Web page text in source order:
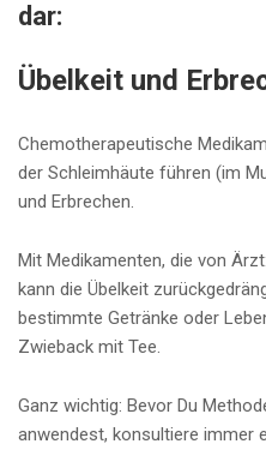
dar:
Übelkeit und
Chemotherapeutische
der Schleimhäute führen (im
und Erbrechen.
Mit Medikamenten, die von
kann die Übelkeit
bestimmte Getränke oder
Zwieback mit Tee.
Ganz wichtig: Bevor Du
anwendest, konsultiere immer